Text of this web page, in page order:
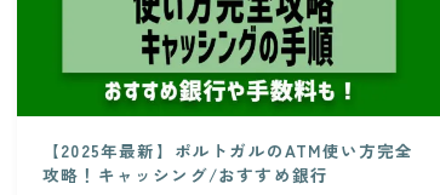
【2025年最新】ポルトガルのATM使い方完全
攻略！キャッシング/おすすめ銀行